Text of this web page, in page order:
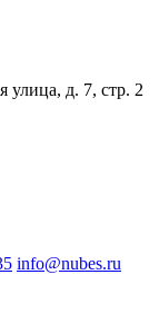
улица, д. 7, стр. 2
info@nubes.ru